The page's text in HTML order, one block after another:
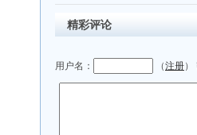
精彩评论
用户名： （注册）